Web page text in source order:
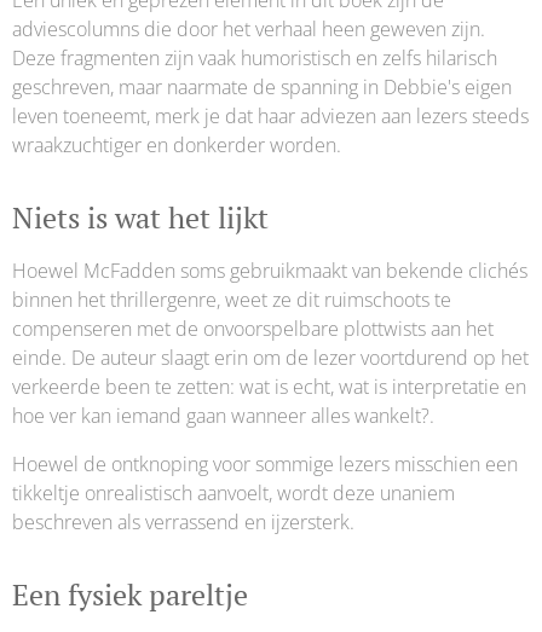
adviescolumns die door het verhaal heen geweven zijn.
Deze fragmenten zijn vaak humoristisch en zelfs hilarisch
geschreven, maar naarmate de spanning in Debbie's eigen
leven toeneemt, merk je dat haar adviezen aan lezers steeds
wraakzuchtiger en donkerder worden.
Niets is wat het lijkt
Hoewel McFadden soms gebruikmaakt van bekende clichés
binnen het thrillergenre, weet ze dit ruimschoots te
compenseren met de onvoorspelbare plottwists aan het
einde. De auteur slaagt erin om de lezer voortdurend op het
verkeerde been te zetten: wat is echt, wat is interpretatie en
hoe ver kan iemand gaan wanneer alles wankelt?.
Hoewel de ontknoping voor sommige lezers misschien een
tikkeltje onrealistisch aanvoelt, wordt deze unaniem
beschreven als verrassend en ijzersterk.
Een fysiek pareltje